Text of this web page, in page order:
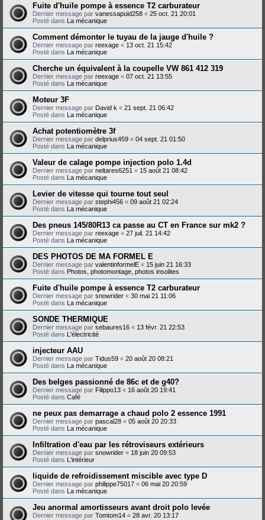
Fuite d'huile pompe à essence T2 carburateur
Dernier message par vanessapuid258 « 25 oct. 21 20:01
Posté dans La mécanique
Comment démonter le tuyau de la jauge d'huile ?
Dernier message par reexage « 13 oct. 21 15:42
Posté dans La mécanique
Cherche un équivalent à la coupelle VW 861 412 319
Dernier message par reexage « 07 oct. 21 13:55
Posté dans La mécanique
Moteur 3F
Dernier message par David k « 21 sept. 21 06:42
Posté dans La mécanique
Achat potentiomètre 3f
Dernier message par delprius459 « 04 sept. 21 01:50
Posté dans La mécanique
Valeur de calage pompe injection polo 1.4d
Dernier message par neltares6251 « 15 août 21 08:42
Posté dans La mécanique
Levier de vitesse qui tourne tout seul
Dernier message par stephi456 « 09 août 21 02:24
Posté dans La mécanique
Des pneus 145/80R13 ca passe au CT en France sur mk2 ?
Dernier message par reexage « 27 juil. 21 14:42
Posté dans La mécanique
DES PHOTOS DE MA FORMEL E
Dernier message par valentinformelE « 15 juin 21 16:33
Posté dans Photos, photomontage, photos insolites
Fuite d'huile pompe à essence T2 carburateur
Dernier message par snowrider « 30 mai 21 11:06
Posté dans La mécanique
SONDE THERMIQUE
Dernier message par sebaures16 « 13 févr. 21 22:53
Posté dans L'électricité
injecteur AAU
Dernier message par Tidus59 « 20 août 20 08:21
Posté dans La mécanique
Des belges passionné de 86c et de g40?
Dernier message par Filippo13 « 16 août 20 19:41
Posté dans Café
ne peux pas demarrage a chaud polo 2 essence 1991
Dernier message par pascal28 « 05 août 20 20:33
Posté dans La mécanique
Infiltration d'eau par les rétroviseurs extérieurs
Dernier message par snowrider « 18 juin 20 09:53
Posté dans L'intérieur
liquide de refroidissement miscible avec type D
Dernier message par philippe75017 « 06 mai 20 20:59
Posté dans La mécanique
Jeu anormal amortisseurs avant droit polo levée
Dernier message par Tomtom14 « 28 avr. 20 13:17